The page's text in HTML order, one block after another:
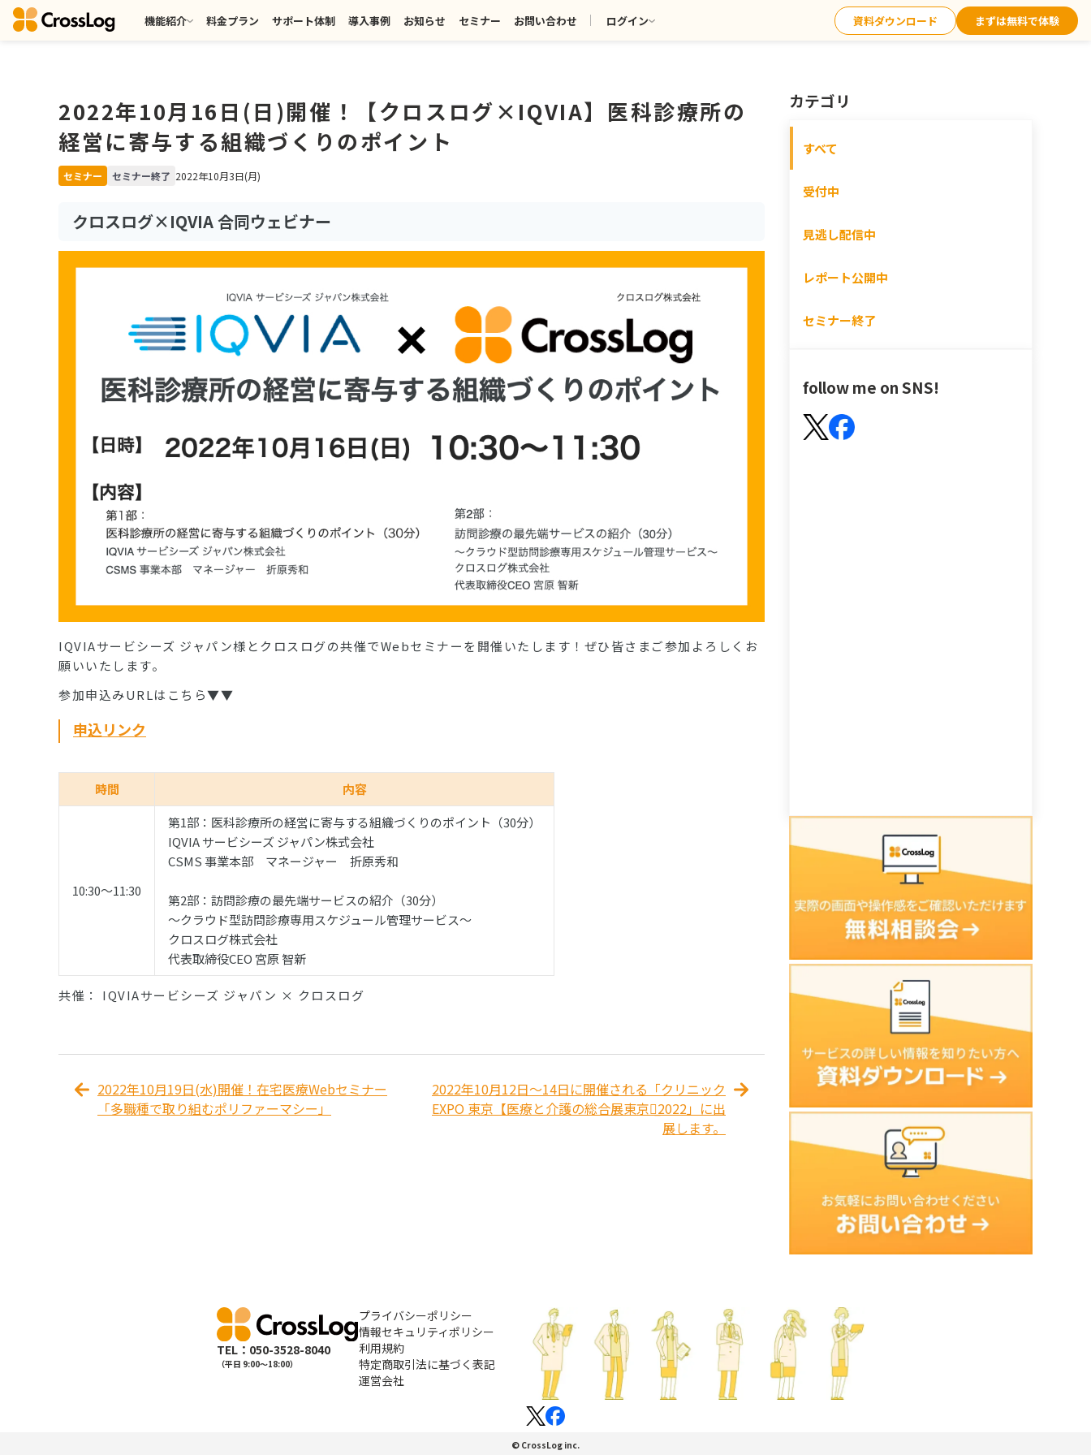
機能紹介 料金プラン サポート体制 導入事例 お知らせ セミナー お問い合わせ ログイン 資料ダウンロード まずは無料で体験
2022年10月16日(日)開催！【クロスログ×IQVIA】医科診療所の
経営に寄与する組織づくりのポイント
セミナー セミナー終了 2022年10月3日(月)
クロスログ×IQVIA 合同ウェビナー
IQVIAサービシーズ ジャパン様とクロスログの共催でWebセミナーを開催いたします！ぜひ皆さまご参加よろしくお
願いいたします。
参加申込みURLはこちら▼▼
申込リンク
時間 内容
10:30〜11:30
第1部：医科診療所の経営に寄与する組織づくりのポイント（30分）
IQVIA サービシーズ ジャパン株式会社
CSMS 事業本部 マネージャー 折原秀和
第2部：訪問診療の最先端サービスの紹介（30分）
〜クラウド型訪問診療専用スケジュール管理サービス〜
クロスログ株式会社
代表取締役CEO 宮原 智新
共催： IQVIAサービシーズ ジャパン × クロスログ
2022年10月19日(水)開催！在宅医療Webセミナー
「多職種で取り組むポリファーマシー」
2022年10月12日〜14日に開催される「クリニック
EXPO 東京【医療と介護の総合展東京】̲2022」に出
展します。
カテゴリ
すべて
受付中
見逃し配信中
レポート公開中
セミナー終了
follow me on SNS!
TEL：050-3528-8040
（平日 9:00〜18:00）
プライバシーポリシー
情報セキュリティポリシー
利用規約
特定商取引法に基づく表記
運営会社
© CrossLog inc.